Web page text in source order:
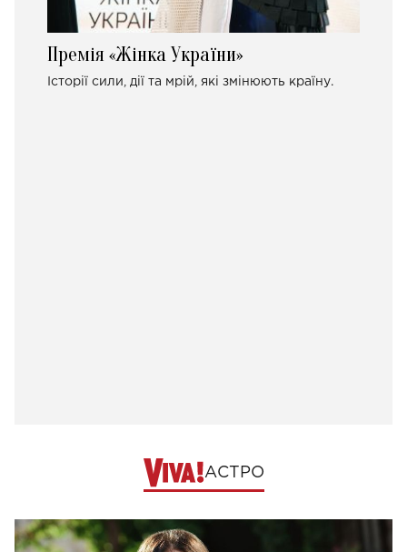
Премія «Жінка України»
Історії сили, дії та мрій, які змінюють країну.
АСТРО